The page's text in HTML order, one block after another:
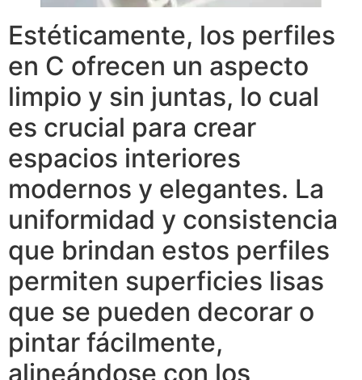
Estéticamente, los perfiles
en C ofrecen un aspecto
limpio y sin juntas, lo cual
es crucial para crear
espacios interiores
modernos y elegantes. La
uniformidad y consistencia
que brindan estos perfiles
permiten superficies lisas
que se pueden decorar o
pintar fácilmente,
alineándose con los